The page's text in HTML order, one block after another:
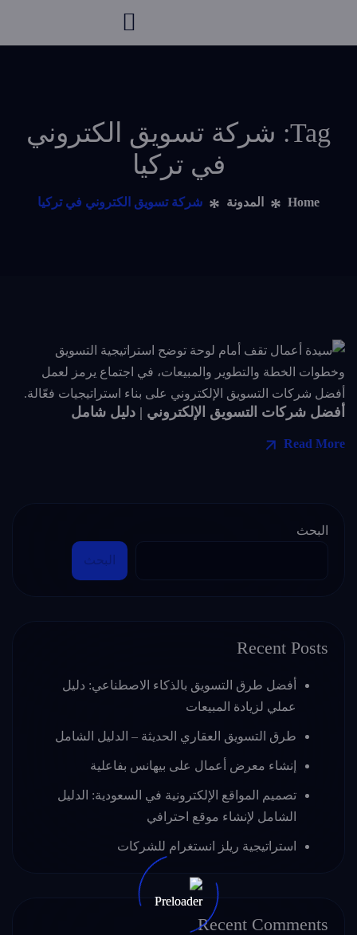
Tag: شركة تسويق الكتروني
في تركيا
Home المدونة شركة تسويق الكتروني في تركيا
أفضل شركات التسويق الإلكتروني | دليل شامل
Read More
البحث
البحث
Recent Posts
أفضل طرق التسويق بالذكاء الاصطناعي: دليل
عملي لزيادة المبيعات
طرق التسويق العقاري الحديثة – الدليل الشامل
إنشاء معرض أعمال على بيهانس بفاعلية
تصميم المواقع الإلكترونية في السعودية: الدليل
الشامل لإنشاء موقع احترافي
استراتيجية ريلز انستغرام للشركات
Recent Comments